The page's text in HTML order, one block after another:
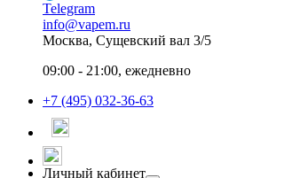
Telegram
info@vapem.ru
Москва, Сущевский вал 3/5
09:00 - 21:00, ежедневно
+7 (495) 032-36-63
Личный кабинет